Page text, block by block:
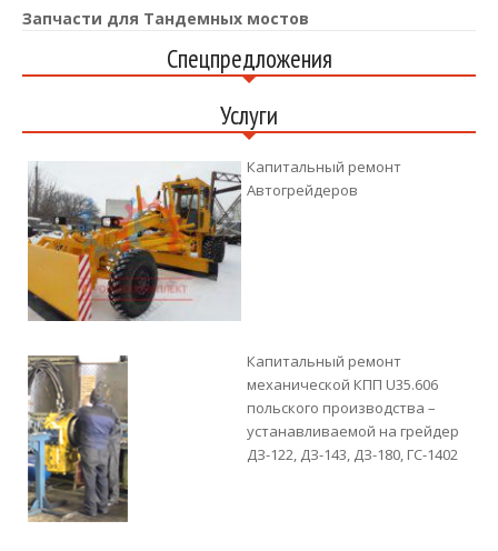
Запчасти для Тандемных мостов
Спецпредложения
Услуги
Капитальный ремонт
Автогрейдеров
Капитальный ремонт
механической КПП U35.606
польского производства –
устанавливаемой на грейдер
ДЗ-122, ДЗ-143, ДЗ-180, ГС-1402